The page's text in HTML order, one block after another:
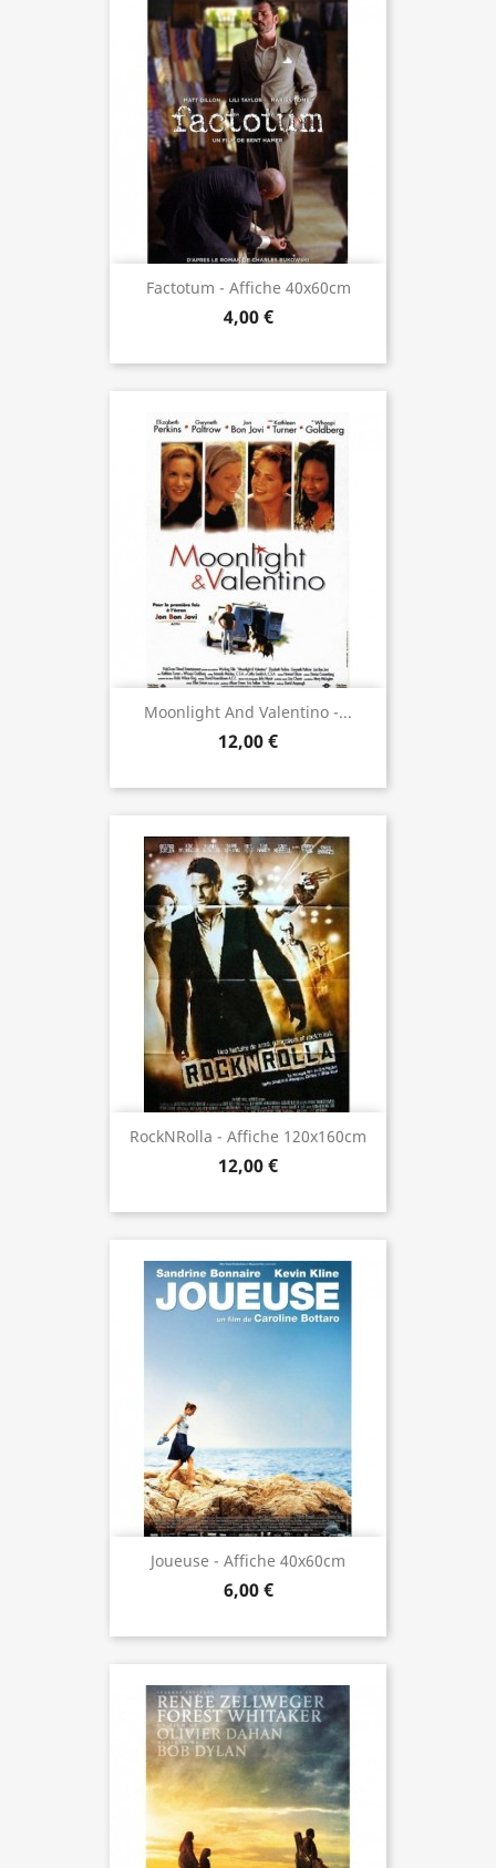
Factotum - Affiche 40x60cm
4,00 €
Moonlight And Valentino -...
12,00 €
RockNRolla - Affiche 120x160cm
12,00 €
Joueuse - Affiche 40x60cm
6,00 €